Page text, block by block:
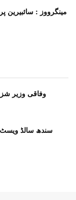
مینگرووز :
وفاقی وزیر
سندھ سالڈ ویسٹ